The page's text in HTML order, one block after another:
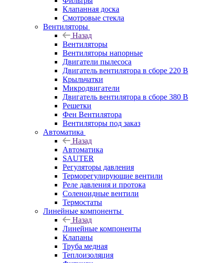
Клапанная доска
Смотровые стекла
Вентиляторы
Назад
Вентиляторы
Вентиляторы напорные
Двигатели пылесоса
Двигатель вентилятора в сборе 220 В
Крыльчатки
Микродвигатели
Двигатель вентилятора в сборе 380 В
Решетки
Фен Вентилятора
Вентиляторы под заказ
Автоматика
Назад
Автоматика
SAUTER
Регуляторы давления
Терморегулирующие вентили
Реле давления и протока
Соленоидные вентили
Термостаты
Линейные компоненты
Назад
Линейные компоненты
Клапаны
Труба медная
Теплоизоляция